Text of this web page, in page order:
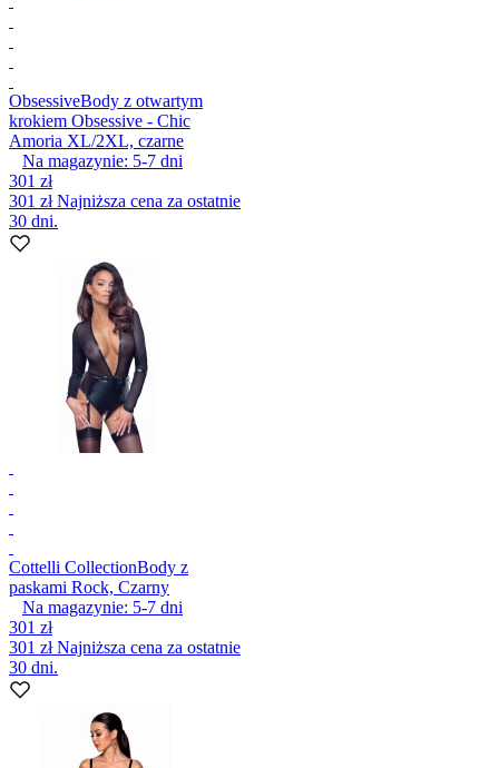
ObsessiveBody z otwartym
krokiem Obsessive - Chic
Amoria XL/2XL, czarne
Na magazynie: 5-7 dni
301 zł
301 złNajniższa cena za ostatnie
30 dni.
Cottelli CollectionBody z
paskami Rock, Czarny
Na magazynie: 5-7 dni
301 zł
301 złNajniższa cena za ostatnie
30 dni.